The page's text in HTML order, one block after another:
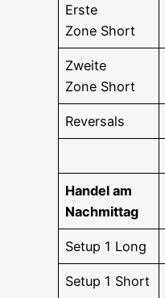
Ers­te
Zone Short
Zwei­te
Zone Short
Rever­sals
Han­del am
Nachmittag
Set­up 1 Long
Set­up 1 Short